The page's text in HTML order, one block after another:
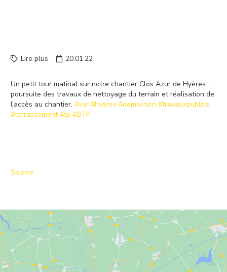
Lire plus 20.01.22
Un petit tour matinal sur notre chantier Clos Azur de Hyères :
poursuite des travaux de nettoyage du terrain et réalisation de
l’accès au chantier. #var #hyeres #demolition #travauxpublics
#terrassement #tp #BTP
Source